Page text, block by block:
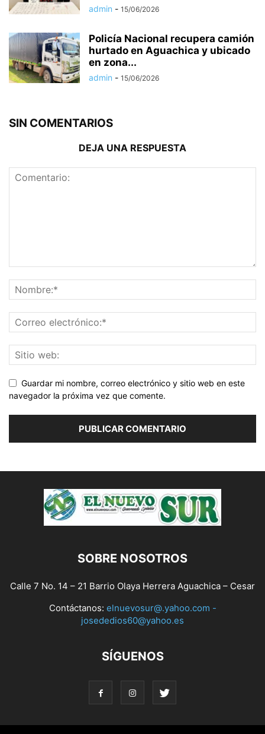
admin - 15/06/2026
Policía Nacional recupera camión
hurtado en Aguachica y ubicado
en zona...
admin - 15/06/2026
SIN COMENTARIOS
DEJA UNA RESPUESTA
Guardar mi nombre, correo electrónico y sitio web en este
navegador la próxima vez que comente.
SOBRE NOSOTROS
Calle 7 No. 14 – 21 Barrio Olaya Herrera Aguachica – Cesar
Contáctanos: elnuevosur@.yahoo.com -
josededios60@yahoo.es
SÍGUENOS